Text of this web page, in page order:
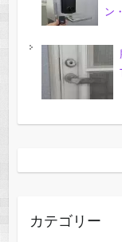
ン
カテゴリー